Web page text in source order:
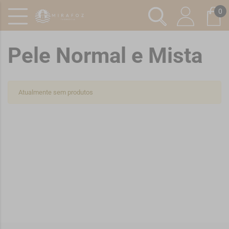
0
Pele Normal e Mista
Atualmente sem produtos